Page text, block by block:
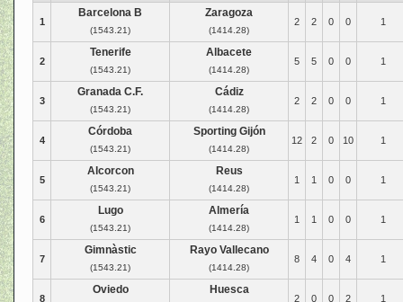
1
Barcelona B
(1543.21)
Zaragoza
(1414.28)
2 2 0 0 1
2
Tenerife
(1543.21)
Albacete
(1414.28)
5 5 0 0 1
3
Granada C.F.
(1543.21)
Cádiz
(1414.28)
2 2 0 0 1
4
Córdoba
(1543.21)
Sporting Gijón
(1414.28)
12 2 0 10 1
5
Alcorcon
(1543.21)
Reus
(1414.28)
1 1 0 0 1
6
Lugo
(1543.21)
Almería
(1414.28)
1 1 0 0 1
7
Gimnàstic
(1543.21)
Rayo Vallecano
(1414.28)
8 4 0 4 1
8
Oviedo Huesca
2 0 0 2 1